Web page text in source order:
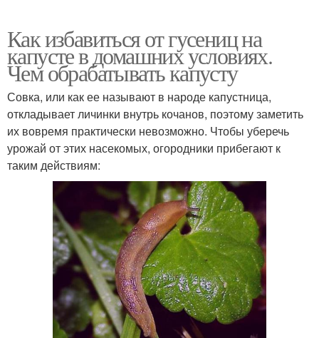
Как избавиться от гусениц на
капусте в домашних условиях.
Чем обрабатывать капусту
Совка, или как ее называют в народе капустница,
откладывает личинки внутрь кочанов, поэтому заметить
их вовремя практически невозможно. Чтобы уберечь
урожай от этих насекомых, огородники прибегают к
таким действиям: